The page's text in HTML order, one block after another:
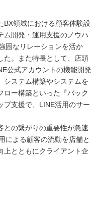
領域における顧客体験設
ム開発・運用支援のノウハ
固なリレーションを活か
た。また特長として、店頭
公式アカウントの機能開発
システム構築やシステムを
ロー構築といった『バック
プ支援で、LINE活用のサー
との繋がりの重要性が急速
による顧客の流動を店舗と
上とともにクライアント企